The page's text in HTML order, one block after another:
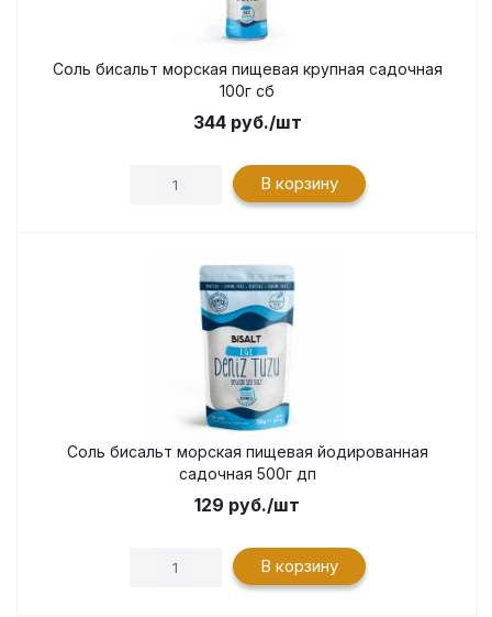
Соль бисальт морская пищевая крупная садочная
100г сб
344руб./шт
В корзину
Соль бисальт морская пищевая йодированная
садочная 500г дп
129 руб./шт
В корзину